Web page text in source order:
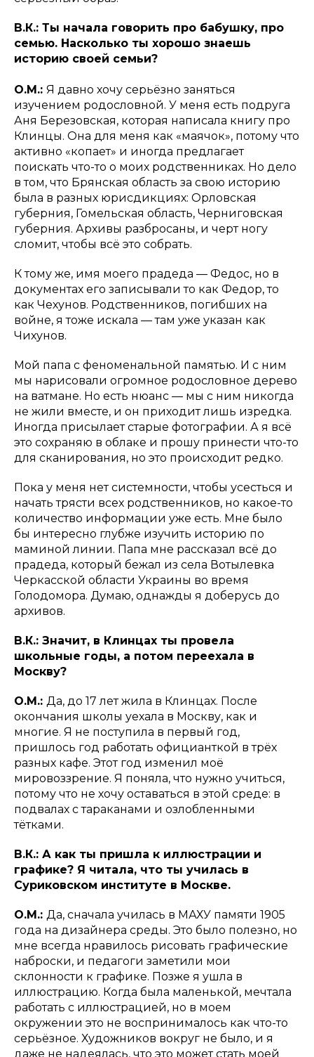
В.К.: Ты начала говорить про бабушку, про
семью. Насколько ты хорошо знаешь
историю своей семьи?
О.М.: Я давно хочу серьёзно заняться
изучением родословной. У меня есть подруга
Аня Березовская, которая написала книгу про
Клинцы. Она для меня как «маячок», потому что
активно «копает» и иногда предлагает
поискать что-то о моих родственниках. Но дело
в том, что Брянская область за свою историю
была в разных юрисдикциях: Орловская
губерния, Гомельская область, Черниговская
губерния. Архивы разбросаны, и черт ногу
сломит, чтобы всё это собрать.
К тому же, имя моего прадеда — Федос, но в
документах его записывали то как Федор, то
как Чехунов. Родственников, погибших на
войне, я тоже искала — там уже указан как
Чихунов.
Мой папа с феноменальной памятью. И с ним
мы нарисовали огромное родословное дерево
на ватмане. Но есть нюанс — мы с ним никогда
не жили вместе, и он приходит лишь изредка.
Иногда присылает старые фотографии. А я всё
это сохраняю в облаке и прошу принести что-то
для сканирования, но это происходит редко.
Пока у меня нет системности, чтобы усесться и
начать трясти всех родственников, но какое-то
количество информации уже есть. Мне было
бы интересно глубже изучить историю по
маминой линии. Папа мне рассказал всё до
прадеда, который бежал из села Вотылевка
Черкасской области Украины во время
Голодомора. Думаю, однажды я доберусь до
архивов.
В.К.: Значит, в Клинцах ты провела
школьные годы, а потом переехала в
Москву?
О.М.: Да, до 17 лет жила в Клинцах. После
окончания школы уехала в Москву, как и
многие. Я не поступила в первый год,
пришлось год работать официанткой в трёх
разных кафе. Этот год изменил моё
мировоззрение. Я поняла, что нужно учиться,
потому что не хочу оставаться в этой среде: в
подвалах с тараканами и озлобленными
тётками.
В.К.: А как ты пришла к иллюстрации и
графике? Я читала, что ты училась в
Суриковском институте в Москве.
О.М.: Да, сначала училась в МАХУ памяти 1905
года на дизайнера среды. Это было полезно, но
мне всегда нравилось рисовать графические
наброски, и педагоги заметили мои
склонности к графике. Позже я ушла в
иллюстрацию. Когда была маленькой, мечтала
работать с иллюстрацией, но в моем
окружении это не воспринималось как что-то
серьёзное. Художников вокруг не было, и я
даже не надеялась, что это может стать моей